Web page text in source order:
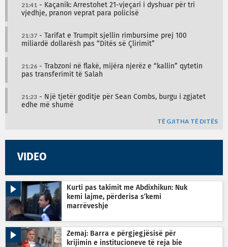
21:41 - Kaçanik: Arrestohet 21-vjeçari i dyshuar për tri
vjedhje, pranon veprat para policisë
21:37 - Tarifat e Trumpit sjellin rimbursime prej 100
miliardë dollarësh pas “Ditës së Çlirimit”
21:26 - Trabzoni në flakë, mijëra njerëz e “kallin” qytetin
pas transferimit të Salah
21:23 - Një tjetër goditje për Sean Combs, burgu i zgjatet
edhe më shumë
TË GJITHA TË DITËS
VIDEO
Kurti pas takimit me Abdixhikun: Nuk
kemi lajme, përderisa s’kemi
marrëveshje
Zemaj: Barra e përgjegjësisë për
krijimin e institucioneve të reja bie